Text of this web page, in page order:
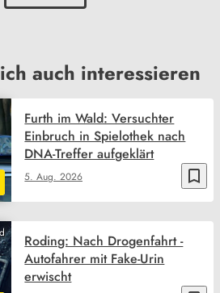
auch interessieren
bookmark_border
5. Aug. 2026
Furth im Wald: Versuchter
Einbruch in Spielothek nach
DNA-Treffer aufgeklärt
Roding: Nach Drogenfahrt -
Autofahrer mit Fake-Urin
erwischt